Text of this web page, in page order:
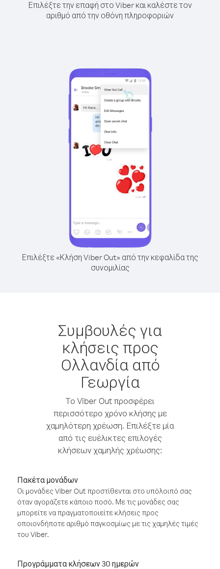
Επιλέξτε την επαφή στο Viber και καλέστε τον
αριθμό από την οθόνη πληροφοριών
Επιλέξτε «Κλήση Viber Out» από την κεφαλίδα της
συνομιλίας
Συμβουλές για
κλήσεις προς
Ολλανδία από
Γεωργία
Το Viber Out προσφέρει
περισσότερο χρόνο κλήσης με
χαμηλότερη χρέωση. Επιλέξτε μία
από τις ευέλικτες επιλογές
κλήσεων χαμηλής χρέωσης:
Πακέτα μονάδων
Οι μονάδες Viber Out προστίθενται στο υπόλοιπό σας
όταν αγοράζετε κάποιο ποσό. Με τις μονάδες σας
μπορείτε να πραγματοποιείτε κλήσεις προς
οποιονδήποτε αριθμό παγκοσμίως με τις χαμηλές τιμές
του Viber.
Προγράμματα κλήσεων 30 ημερών